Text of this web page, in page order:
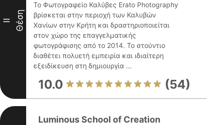
II Θέση
Το Φωτογραφείο Καλύβες Erato Photography
βρίσκεται στην περιοχή των Καλυβών
Χανίων στην Κρήτη και δραστηριοποιείται
στον χώρο της επαγγελματικής
φωτογράφισης από το 2014. Το στούντιο
διαθέτει πολυετή εμπειρία και ιδιαίτερη
εξειδίκευση στη δημιουργία ...
10.0 (54)
Luminous School of Creation